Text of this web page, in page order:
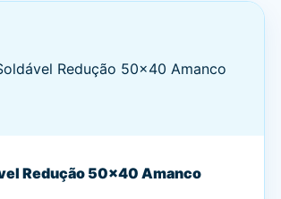
Redução 50x40 Amanco